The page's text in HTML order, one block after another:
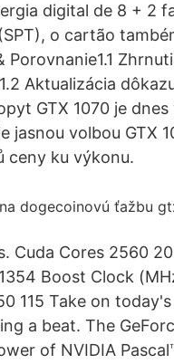
digital de 8 + 2
o cartão
Porovnanie1.1
Aktualizácia
GTX 1070 je
jasnou volbou GTX
ceny ku výkonu.
Cuda Cores 2560
Boost Clock
115 Take on
a beat. The
of NVIDIA